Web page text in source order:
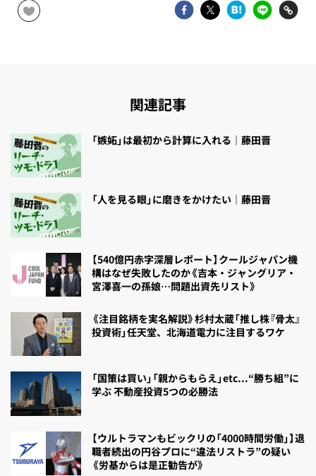
関連記事
「嫉妬」は最初から計算に入れる｜藤田晋
「人を見る眼」に磨きをかけたい｜藤田晋
【540億円赤字深層レポート】クールジャパン機
構はなぜ失敗したのか《吉本・ジャングリア・
宮澤喜一の孫娘…問題出資先リスト》
《注目銘柄を実名解説》杉村太蔵「推し株『骨太』
投資術」任天堂、北海道電力に注目するワケ
「国策は買い」「親からもらえ」etc...“勝ち組”に
学ぶ 不動産投資5つの必勝法
【ウルトラマンもビックリの「4000時間労働」】退
職者続出の円谷プロに“違法リストラ”の疑い
《労基からは是正勧告が》